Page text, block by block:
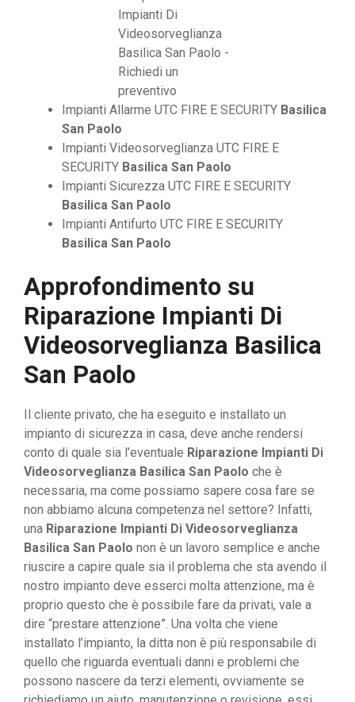
Impianti Allarme UTC FIRE E SECURITY Basilica
San Paolo
Impianti Videosorveglianza UTC FIRE E
SECURITY Basilica San Paolo
Impianti Sicurezza UTC FIRE E SECURITY
Basilica San Paolo
Impianti Antifurto UTC FIRE E SECURITY
Basilica San Paolo
Approfondimento su
Riparazione Impianti Di
Videosorveglianza Basilica
San Paolo
Il cliente privato, che ha eseguito e installato un
impianto di sicurezza in casa, deve anche rendersi
conto di quale sia l’eventuale Riparazione Impianti Di
Videosorveglianza Basilica San Paolo che è
necessaria, ma come possiamo sapere cosa fare se
non abbiamo alcuna competenza nel settore? Infatti,
una Riparazione Impianti Di Videosorveglianza
Basilica San Paolo non è un lavoro semplice e anche
riuscire a capire quale sia il problema che sta avendo il
nostro impianto deve esserci molta attenzione, ma è
proprio questo che è possibile fare da privati, vale a
dire “prestare attenzione”. Una volta che viene
installato l’impianto, la ditta non è più responsabile di
quello che riguarda eventuali danni e problemi che
possono nascere da terzi elementi, ovviamente se